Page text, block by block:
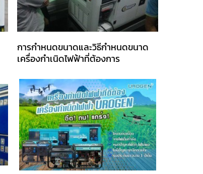
การกำหนดขนาดและวิธีกำหนดขนาด
เครื่องกำเนิดไฟฟ้าที่ต้องการ